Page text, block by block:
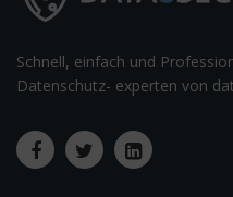
Schnell, einfach und
Datenschutz- experten von